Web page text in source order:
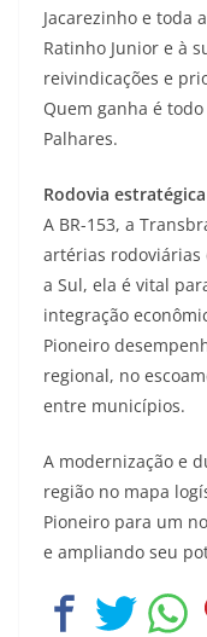
Jacarezinho e toda
Ratinho Junior e à
reivindicações e
Quem ganha é
Palhares.
Rodovia
A BR-153, a
artérias rodoviárias
a Sul, ela é vital
integração
Pioneiro
regional, no
entre municípios.
A modernização e
região no mapa
Pioneiro para um
e ampliando seu